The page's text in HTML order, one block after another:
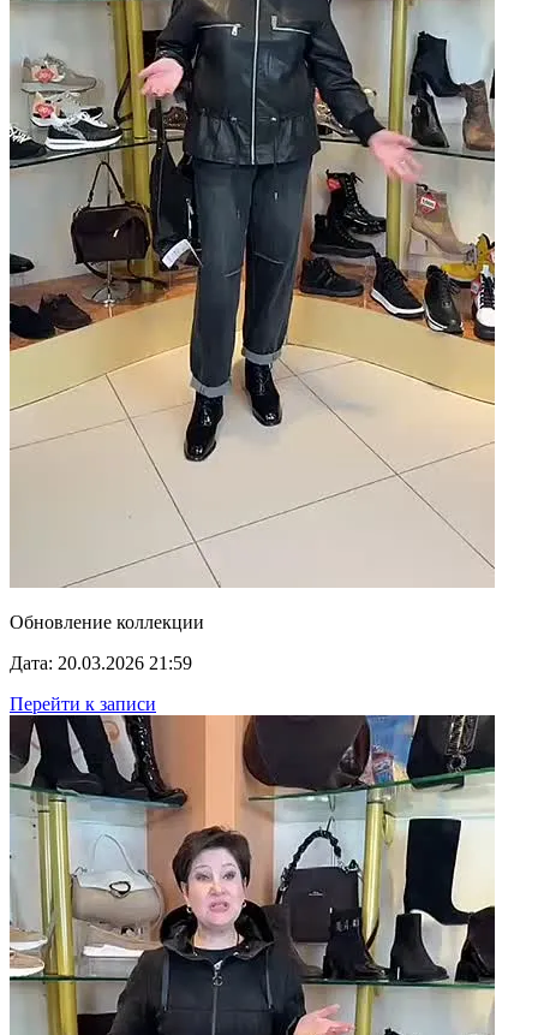
Обновление коллекции
Дата: 20.03.2026 21:59
Перейти к записи